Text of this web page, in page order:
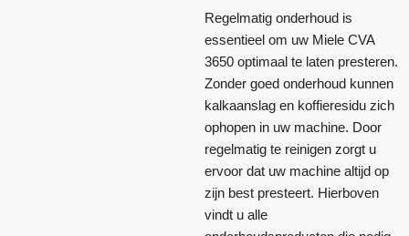
Regelmatig onderhoud is
essentieel om uw Miele CVA
3650 optimaal te laten presteren.
Zonder goed onderhoud kunnen
kalkaanslag en koffieresidu zich
ophopen in uw machine. Door
regelmatig te reinigen zorgt u
ervoor dat uw machine altijd op
zijn best presteert. Hierboven
vindt u alle